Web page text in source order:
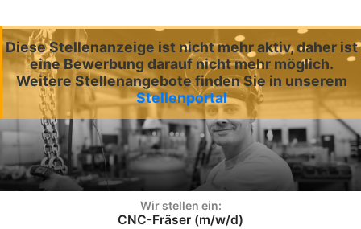
Diese Stellenanzeige ist nicht mehr aktiv, daher ist
eine Bewerbung darauf nicht mehr möglich.
Weitere Stellenangebote finden Sie in unserem
Stellenportal
Wir stellen ein:
CNC-Fräser (m/w/d)